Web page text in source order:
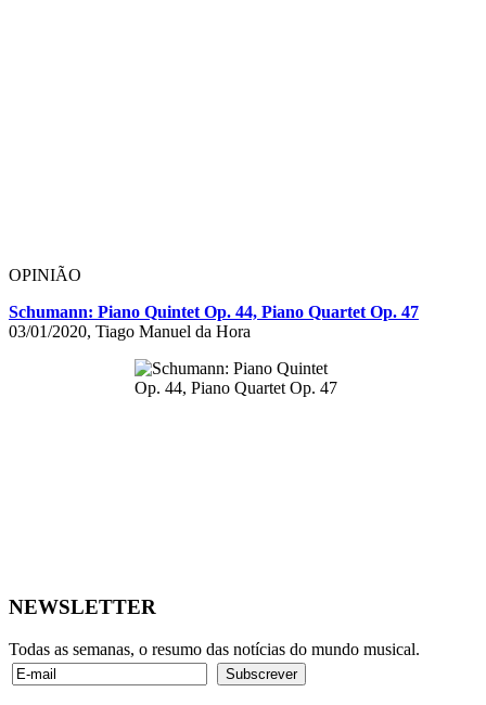
OPINIÃO
Schumann: Piano Quintet Op. 44, Piano Quartet Op. 47
03/01/2020, Tiago Manuel da Hora
NEWSLETTER
Todas as semanas, o resumo das notícias do mundo musical.